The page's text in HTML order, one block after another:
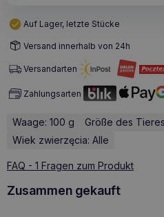
Auf Lager, letzte Stücke
Versand innerhalb von 24h
Versandarten
Zahlungsarten
Waage: 100 g
Größe des
Wiek zwierzęcia: Alle
FAQ - 1 Fragen zum Produkt
Zusammen gekauft